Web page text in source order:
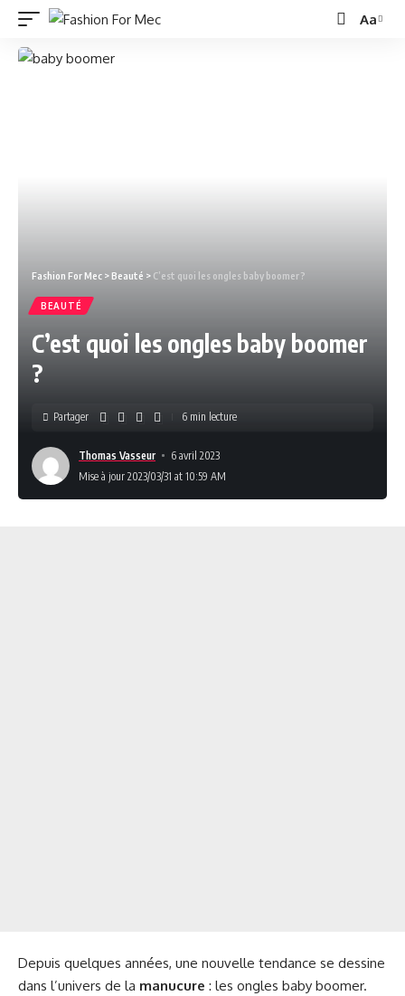
Aa
Fashion For Mec > Beauté > C’est quoi les ongles baby boomer ?
BEAUTÉ
C’est quoi les ongles baby boomer
?
Thomas Vasseur
6 avril 2023
Mise à jour 2023/03/31 at 10:59 AM
Partager 6 min lecture
Depuis quelques années, une nouvelle tendance se dessine
dans l’univers de la manucure : les ongles baby boomer.